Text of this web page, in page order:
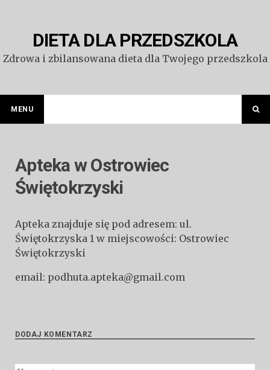
DIETA DLA PRZEDSZKOLA
Zdrowa i zbilansowana dieta dla Twojego przedszkola
MENU
Apteka w Ostrowiec
Świętokrzyski
Apteka znajduje się pod adresem: ul.
Świętokrzyska 1 w miejscowości: Ostrowiec
Świętokrzyski
email: podhuta.apteka@gmail.com
DODAJ KOMENTARZ